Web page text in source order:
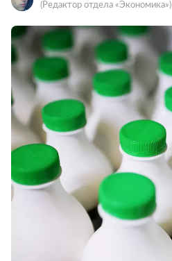
(Редактор отдела «Экономика»)